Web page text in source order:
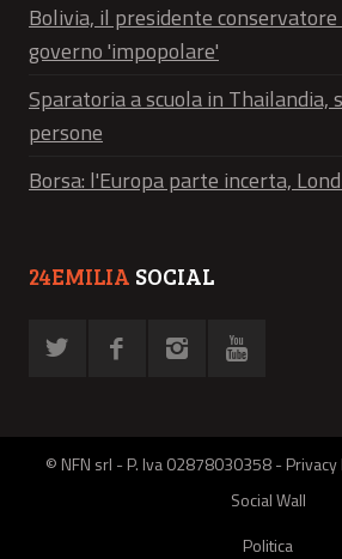
Bolivia, il presidente
governo 'impopolare'
Sparatoria a scuola in Thailandia,
persone
Borsa: l'Europa parte incerta,
24EMILIA SOCIAL
© NFN srl - P. Iva 02878030358 -
Social Wall
Politica